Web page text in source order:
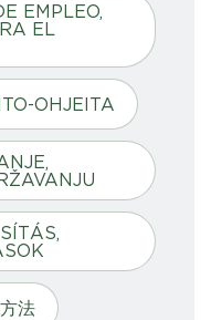
EMPLEO,
EL
OHJEITA
法